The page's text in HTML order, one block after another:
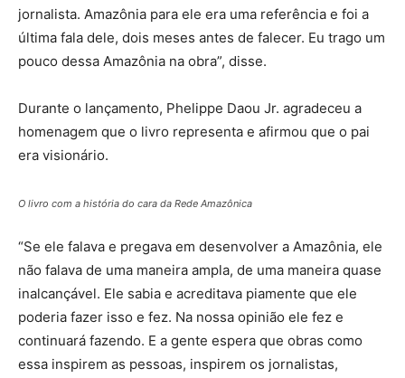
jornalista. Amazônia para ele era uma referência e foi a
última fala dele, dois meses antes de falecer. Eu trago um
pouco dessa Amazônia na obra”, disse.
Durante o lançamento, Phelippe Daou Jr. agradeceu a
homenagem que o livro representa e afirmou que o pai
era visionário.
O livro com a história do cara da Rede Amazônica
“Se ele falava e pregava em desenvolver a Amazônia, ele
não falava de uma maneira ampla, de uma maneira quase
inalcançável. Ele sabia e acreditava piamente que ele
poderia fazer isso e fez. Na nossa opinião ele fez e
continuará fazendo. E a gente espera que obras como
essa inspirem as pessoas, inspirem os jornalistas,